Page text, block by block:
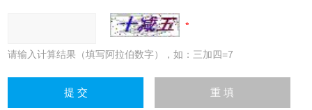
请输入计算结果（填写阿拉伯数字），如：三加四=7